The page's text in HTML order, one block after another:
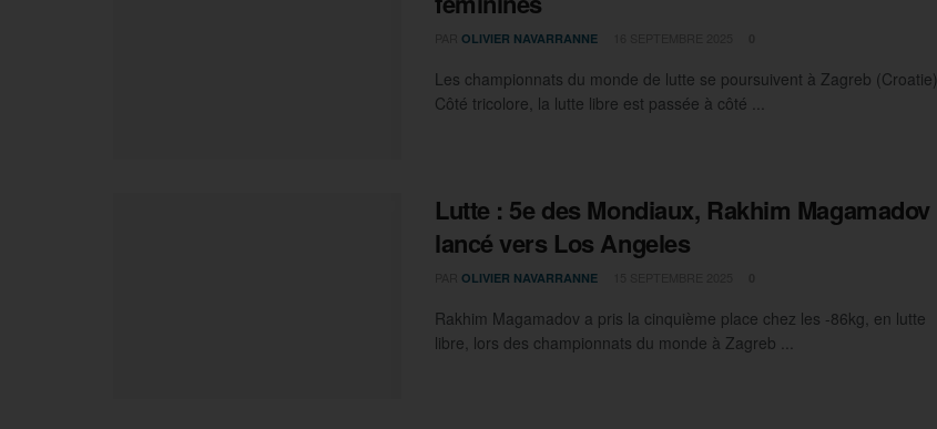
OLIVIER NAVARRANNE
Les championnats du monde de lutte se poursuivent à Zagreb (Croatie).
Côté tricolore, la lutte libre est passée à côté ...
Lutte : 5e des Mondiaux, Rakhim Magamadov
lancé vers Los Angeles
OLIVIER NAVARRANNE
Rakhim Magamadov a pris la cinquième place chez les -86kg, en lutte
libre, lors des championnats du monde à Zagreb ...